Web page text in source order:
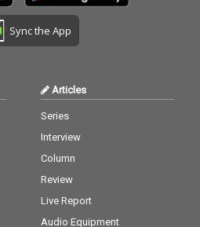
Sync the App
Articles
Series
Interview
Column
Review
Live Report
Audio Equipment